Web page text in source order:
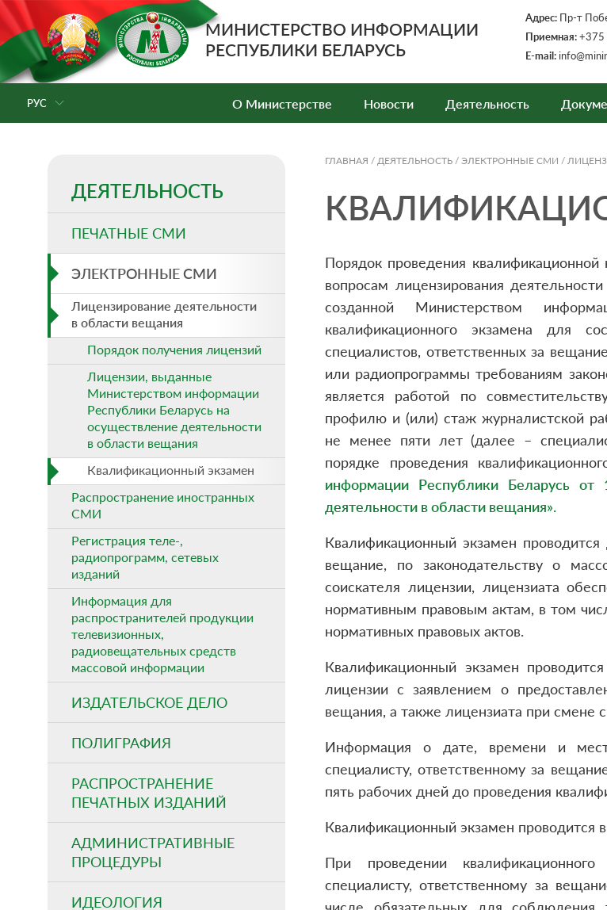
МИНИСТЕРСТВО ИНФОРМАЦИИ
РЕСПУБЛИКИ БЕЛАРУСЬ
Адрес: Пр-т
Приемная:+375
E-mail:
РУС О Министерстве Новости Деятельность
ДЕЯТЕЛЬНОСТЬ
ПЕЧАТНЫЕ СМИ
ЭЛЕКТРОННЫЕ СМИ
Лицензирование деятельности
в области вещания
Порядок получения лицензий
Лицензии, выданные
Министерством информации
Республики Беларусь на
осуществление деятельности
в области вещания
Квалификационный экзамен
Распространение иностранных
СМИ
Регистрация теле-,
радиопрограмм, сетевых
изданий
Информация для
распространителей продукции
телевизионных,
радиовещательных средств
массовой информации
ИЗДАТЕЛЬСКОЕ ДЕЛО
ПОЛИГРАФИЯ
РАСПРОСТРАНЕНИЕ
ПЕЧАТНЫХ ИЗДАНИЙ
АДМИНИСТРАТИВНЫЕ
ПРОЦЕДУРЫ
ИДЕОЛОГИЯ
ГЛАВНАЯ / ДЕЯТЕЛЬНОСТЬ / ЭЛЕКТРОННЫЕ СМИ /
Порядок проведения
вопросам лицензирования
созданной Министерством
квалификационного экзамена для
специалистов, ответственных за
или радиопрограммы требованиям
является работой по
профилю и (или) стаж журналистской
не менее пяти лет (далее –
порядке проведения
информации Республики Беларусь
деятельности в области вещания».
Квалификационный экзамен проводится
вещание, по законодательству о
соискателя лицензии, лицензиата
нормативным правовым актам, в том
нормативных правовых актов.
Квалификационный экзамен
лицензии с заявлением о
вещания, а также лицензиата при смене
Информация о дате, времени и
специалисту, ответственному за
пять рабочих дней до проведения
Квалификационный экзамен проводится
При проведении
специалисту, ответственному за